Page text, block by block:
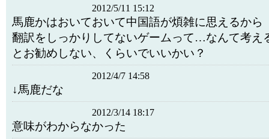
2012/5/11 15:12
馬鹿かはおいておいて中国語が煩雑に思えるから
翻訳をしっかりしてないゲームって…なんて考え
とお勧めしない、くらいでいいかい？
2012/4/7 14:58
↓馬鹿だな
2012/3/14 18:17
意味がわからなかった